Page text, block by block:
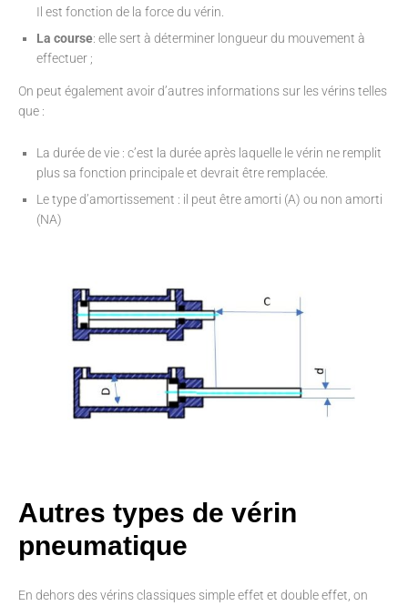
Il est fonction de la force du vérin.
La course: elle sert à déterminer longueur du mouvement à
effectuer ;
On peut également avoir d’autres informations sur les vérins telles
que :
La durée de vie : c’est la durée après laquelle le vérin ne remplit
plus sa fonction principale et devrait être remplacée.
Le type d’amortissement : il peut être amorti (A) ou non amorti
(NA)
Autres types de vérin
pneumatique
En dehors des vérins classiques simple effet et double effet, on